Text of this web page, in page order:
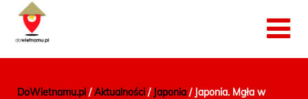
DoWietnamu.pl /Aktualności / Japonia / Japonia. Mgła w